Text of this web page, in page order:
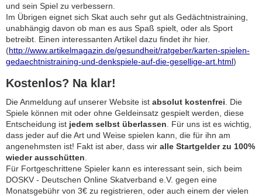
und sein Spiel zu verbessern.
Im Übrigen eignet sich Skat auch sehr gut als Gedächtnistraining,
unabhängig davon ob man es aus Spaß spielt, oder als Sport
betreibt. Einen interessanten Artikel dazu findet ihr hier.
(http://www.artikelmagazin.de/gesundheit/ratgeber/karten-spielen-
gedaechtnistraining-und-denkspiele-auf-die-gesellige-art.html)
Kostenlos? Na klar!
Die Anmeldung auf unserer Website ist absolut kostenfrei . Die
Spiele können mit oder ohne Geldeinsatz gespielt werden, diese
Entscheidung ist jedem selbst überlassen . Für uns ist es wichtig,
dass jeder auf die Art und Weise spielen kann, die für ihn am
angenehmsten ist! Fakt ist aber, dass wir alle Startgelder zu 100%
wieder ausschütten
Für Fortgeschrittene Spieler kann es interessant sein, sich beim
DOSKV - Deutschen Online Skatverband e.V. gegen eine
Monatsgebühr von 3€ zu registrieren, oder auch einem der vielen